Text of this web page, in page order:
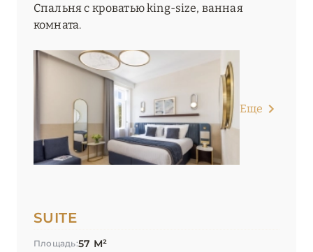
Спальня с кроватью king-size, ванная
комната.
Еще
SUITE
Площадь:57 М²